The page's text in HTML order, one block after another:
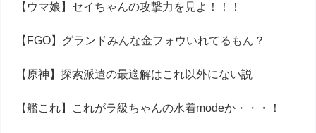
【ウマ娘】セイちゃんの攻撃力を見よ！！！
【FGO】グランドみんな金フォウいれてるもん？
【原神】探索派遣の最適解はこれ以外にない説
【艦これ】これがラ級ちゃんの水着modeか・・・！